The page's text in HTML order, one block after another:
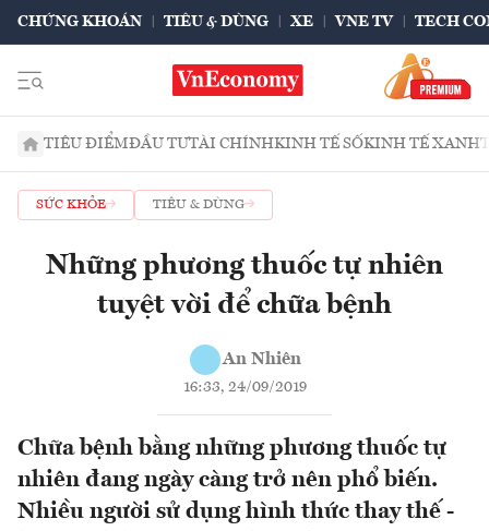
CHỨNG KHOÁN TIÊU & DÙNG XE VNE TV TECH
TIÊU ĐIỂMĐẦU TƯTÀI CHÍNHKINH TẾ SỐKINH TẾ XANH
SỨC KHỎE TIÊU & DÙNG
Những phương thuốc tự nhiên
tuyệt vời để chữa bệnh
An Nhiên
16:33, 24/09/2019
Chữa bệnh bằng những phương thuốc tự
nhiên đang ngày càng trở nên phổ biến.
Nhiều người sử dụng hình thức thay thế -